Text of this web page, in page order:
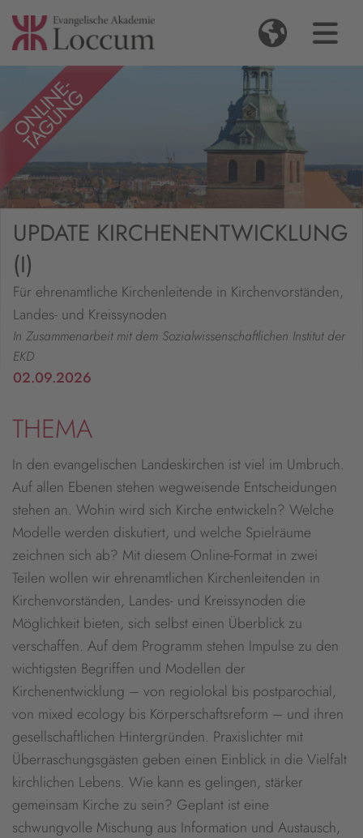
UPDATE KIRCHENENTWICKLUNG
(I)
Für ehrenamtliche Kirchenleitende in Kirchenvorständen,
Landes- und Kreissynoden
In Zusammenarbeit mit dem Sozialwissenschaftlichen Institut der
EKD
02.09.2026
THEMA
In den evangelischen Landeskirchen ist viel im Umbruch.
Auf allen Ebenen stehen wegweisende Entscheidungen
stehen an. Wohin wird sich Kirche entwickeln? Welche
Modelle werden diskutiert, und welche Spielräume
zeichnen sich ab? Mit diesem Online-Format in zwei
Teilen wollen wir ehrenamtlichen Kirchenleitenden in
Kirchenvorständen, Landes- und Kreissynoden die
Möglichkeit bieten, sich selbst einen Überblick zu
verschaffen. Auf dem Programm stehen Impulse zu den
wichtigsten Begriffen und Modellen der
Kirchenentwicklung – von regiolokal bis postparochial,
von mixed ecology bis Körperschaftsreform – und ihren
gesellschaftlichen Hintergründen. Praxislichter mit
Überraschungsgästen geben einen Einblick in die Vielfalt
kirchlichen Lebens. Wie kann es gelingen, stärker
gemeinsam Kirche zu sein? Geplant ist eine
schwungvolle Mischung aus Information und Austausch,